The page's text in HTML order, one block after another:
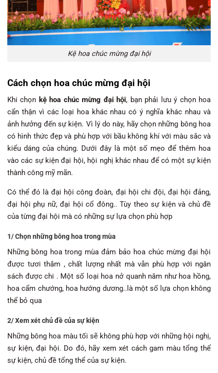
Kệ hoa chúc mừng đại hội
Cách chọn hoa chúc mừng đại hội
Khi chọn kệ hoa chúc mừng đại hội, bạn phải lưu ý chọn hoa
cẩn thận vì các loại hoa khác nhau có ý nghĩa khác nhau và
ảnh hưởng đến sự kiện. Vì lý do này, hãy chọn những bông hoa
có hình thức đẹp và phù hợp với bầu không khí với màu sắc và
kiểu dáng của chúng. Dưới đây là một số mẹo để thêm hoa
vào các sự kiện đại hội, hội nghị khác nhau để có một sự kiện
thành công mỹ mãn.
Có thể đó là đại hội công đoàn, đại hội chi đội, đại hội đảng,
đại hội phụ nữ, đại hội cổ đông.. Tùy theo sự kiện và chủ đề
của từng đại hội mà có những sự lựa chọn phù hợp
1/ Chọn những bông hoa trong mùa
Những bông hoa trong mùa đảm bảo hoa chúc mừng đại hội
được tươi thắm , chất lượng nhất mà vẫn phù hợp với ngân
sách được chi . Một số loại hoa nở quanh năm như hoa hồng,
hoa cẩm chướng, hoa hướng dương..là một số lựa chọn không
thể bỏ qua
2/ Xem xét chủ đề của sự kiện
Những bông hoa màu tối sẽ không phù hợp với những hội nghị,
sự kiện, đại hội. Do đó, hãy xem xét cách gam màu tổng thể
sự kiện, chủ đề tổng thể của sự kiện.